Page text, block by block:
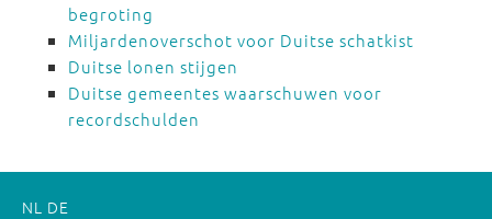
begroting
Miljardenoverschot voor Duitse schatkist
Duitse lonen stijgen
Duitse gemeentes waarschuwen voor
recordschulden
NL DE